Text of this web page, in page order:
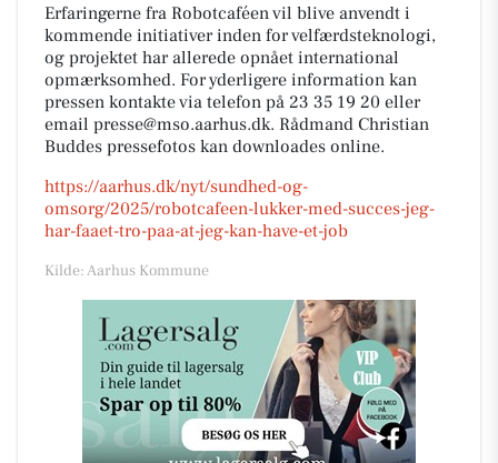
Erfaringerne fra Robotcaféen vil blive anvendt i
kommende initiativer inden for velfærdsteknologi,
og projektet har allerede opnået international
opmærksomhed. For yderligere information kan
pressen kontakte via telefon på 23 35 19 20 eller
email presse@mso.aarhus.dk. Rådmand Christian
Buddes pressefotos kan downloades online.
https://aarhus.dk/nyt/sundhed-og-
omsorg/2025/robotcafeen-lukker-med-succes-jeg-
har-faaet-tro-paa-at-jeg-kan-have-et-job
Kilde: Aarhus Kommune